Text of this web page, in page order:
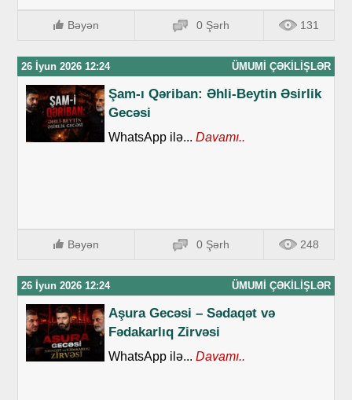
Bəyən 0 Şərh 131
26 İyun 2026 12:24 ÜMUMI ÇƏKILIŞLƏR
Şam-ı Qəriban: Əhli-Beytin Əsirlik
Gecəsi
WhatsApp ilə... Davamı..
Bəyən 0 Şərh 248
26 İyun 2026 12:24 ÜMUMI ÇƏKILIŞLƏR
Aşura Gecəsi – Sədaqət və
Fədakarlıq Zirvəsi
WhatsApp ilə... Davamı..